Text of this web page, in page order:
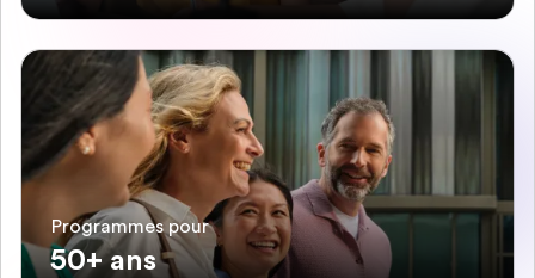
Programmes pour
50+ ans